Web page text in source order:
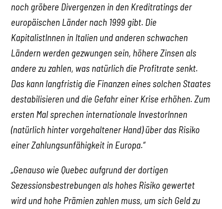
noch gröbere Divergenzen in den Kreditratings der
europäischen Länder nach 1999 gibt. Die
KapitalistInnen in Italien und anderen schwachen
Ländern werden gezwungen sein, höhere Zinsen als
andere zu zahlen, was natürlich die Profitrate senkt.
Das kann langfristig die Finanzen eines solchen Staates
destabilisieren und die Gefahr einer Krise erhöhen. Zum
ersten Mal sprechen internationale InvestorInnen
(natürlich hinter vorgehaltener Hand) über das Risiko
einer Zahlungsunfähigkeit in Europa.“
„Genauso wie Quebec aufgrund der dortigen
Sezessionsbestrebungen als hohes Risiko gewertet
wird und hohe Prämien zahlen muss, um sich Geld zu